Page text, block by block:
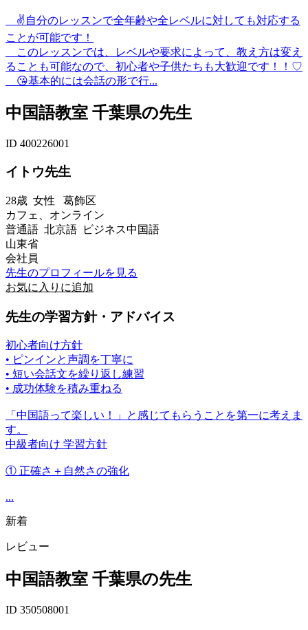
✌️自分のレッスンで全年齢や全レベルに対しても対応する
ことが可能です！
このレッスンでは、レベルや要求によって、教え方は変え
ることも可能なので、初心者や子供たちも大歓迎です！！♡
😘基本的には会話の形で行...
中国語教室 千葉県の先生
ID 400226001
イトウ先生
28歳 女性 葛飾区
カフェ、オンライン
普通語 北京語 ビジネス中国語
山東省
会社員
先生のプロフィールを見る
お気に入りに追加
先生の学習方針・アドバイス
初心者向け方針
• ピンインと声調を丁寧に
• 短い会話文を繰り返し練習
• 成功体験を積み重ねる
「中国語って楽しい！」と感じてもらうことを第一に考えま
す。
中級者向け 学習方針
① 正確さ＋自然さの強化
...
新着
レビュー
中国語教室 千葉県の先生
ID 350508001